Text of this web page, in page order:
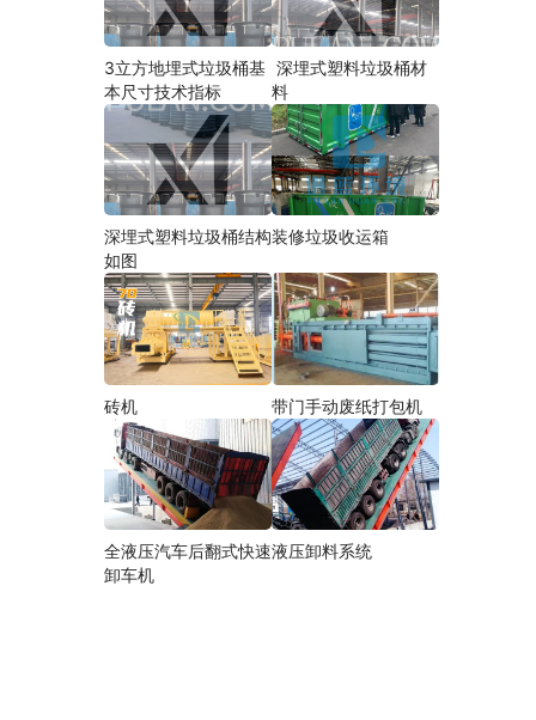
3立方地埋式垃圾桶基
本尺寸技术指标
深埋式塑料垃圾桶材
料
深埋式塑料垃圾桶结构
如图
装修垃圾收运箱
砖机 带门手动废纸打包机
全液压汽车后翻式快速
卸车机
液压卸料系统